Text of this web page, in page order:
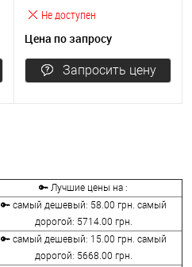
Не доступен
Цена по запросу
Запросить цену
🔑 Лучшие цены на :
🔑 самый дешевый: 58.00 грн. самый
дорогой: 5714.00 грн.
🔑 самый дешевый: 15.00 грн. самый
дорогой: 5668.00 грн.